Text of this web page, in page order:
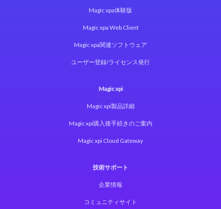
Magic xpa体験版
Magic xpa Web Client
Magic xpa関連ソフトウェア
ユーザー登録/ライセンス発行
Magic xpi
Magic xpi製品詳細
Magic xpi購入後手続きのご案内
Magic xpi Cloud Gateway
技術サポート
企業情報
コミュニティサイト